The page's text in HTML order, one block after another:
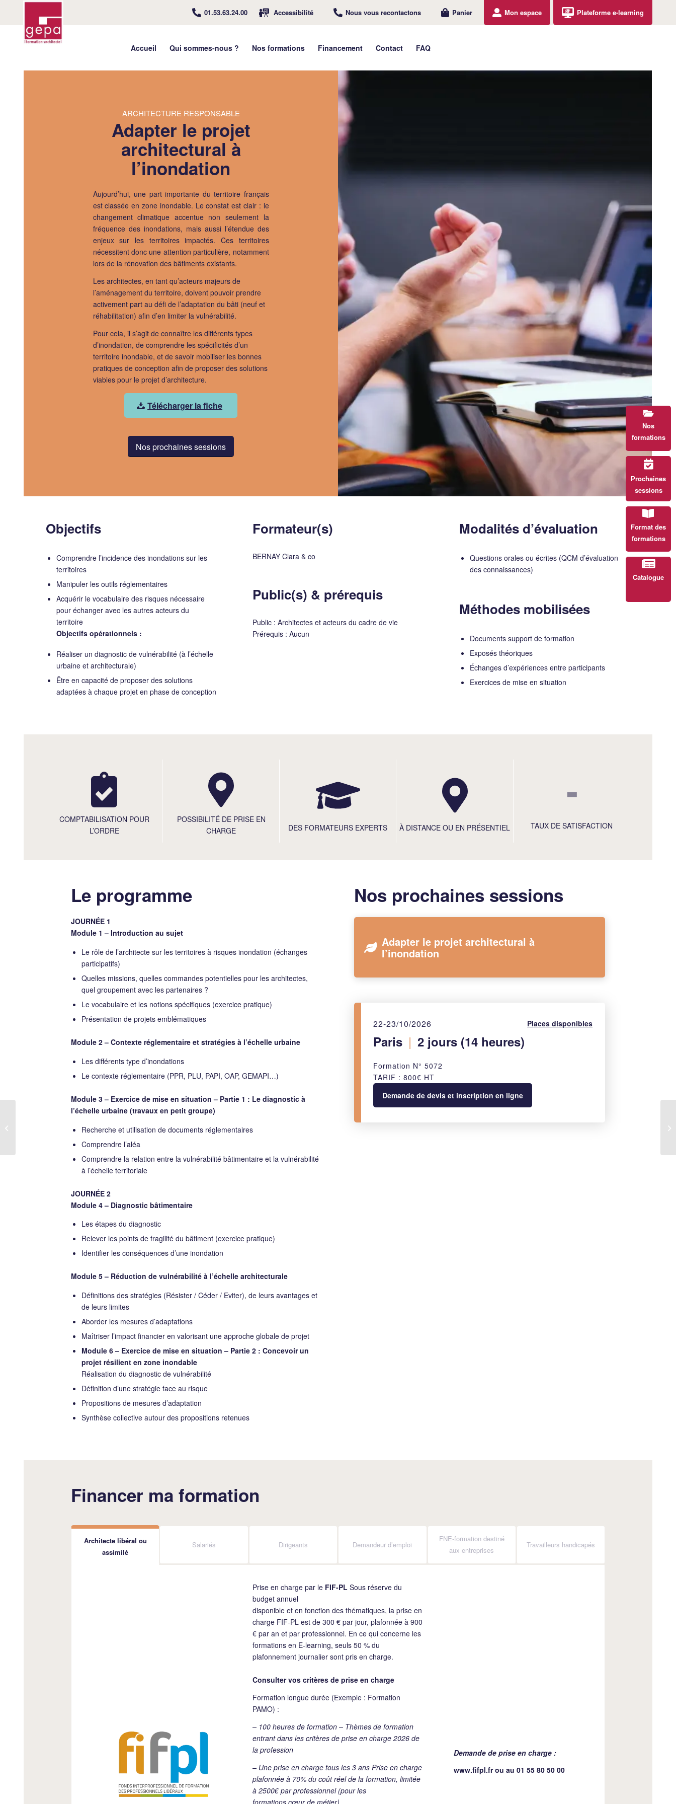
01.53.63.24.00 Accessibilité Nous vous recontactons Panier Mon espace Plateforme e-learning
Accueil Qui sommes-nous ? Nos formations Financement Contact FAQ
Nos
formations
Prochaines
sessions
Format des
formations
Catalogue
ARCHITECTURE RESPONSABLE
Adapter le projet
architectural à
l’inondation
Aujourd’hui, une part importante du territoire français
est classée en zone inondable. Le constat est clair : le
changement climatique accentue non seulement la
fréquence des inondations, mais aussi l’étendue des
enjeux sur les territoires impactés. Ces territoires
nécessitent donc une attention particulière, notamment
lors de la rénovation des bâtiments existants.
Les architectes, en tant qu’acteurs majeurs de
l’aménagement du territoire, doivent pouvoir prendre
activement part au défi de l’adaptation du bâti (neuf et
réhabilitation) afin d’en limiter la vulnérabilité.
Pour cela, il s’agit de connaître les différents types
d’inondation, de comprendre les spécificités d’un
territoire inondable, et de savoir mobiliser les bonnes
pratiques de conception afin de proposer des solutions
viables pour le projet d’architecture.
Télécharger la fiche
Nos prochaines sessions
Objectifs
Comprendre l’incidence des inondations sur les
territoires
Manipuler les outils réglementaires
Acquérir le vocabulaire des risques nécessaire
pour échanger avec les autres acteurs du
territoire
Objectifs opérationnels :
Réaliser un diagnostic de vulnérabilité (à l’échelle
urbaine et architecturale)
Être en capacité de proposer des solutions
adaptées à chaque projet en phase de conception
Formateur(s)
BERNAY Clara & co
Public(s) & prérequis
Public : Architectes et acteurs du cadre de vie
Prérequis : Aucun
Modalités d’évaluation
Questions orales ou écrites (QCM d’évaluation
des connaissances)
Méthodes mobilisées
Documents support de formation
Exposés théoriques
Échanges d’expériences entre participants
Exercices de mise en situation
COMPTABILISATION POUR
L’ORDRE
POSSIBILITÉ DE PRISE EN
CHARGE
DES FORMATEURS EXPERTS À DISTANCE OU EN PRÉSENTIEL
-
TAUX DE SATISFACTION
Le programme
JOURNÉE 1
Module 1 – Introduction au sujet
Le rôle de l’architecte sur les territoires à risques inondation (échanges
participatifs)
Quelles missions, quelles commandes potentielles pour les architectes,
quel groupement avec les partenaires ?
Le vocabulaire et les notions spécifiques (exercice pratique)
Présentation de projets emblématiques
Module 2 – Contexte réglementaire et stratégies à l’échelle urbaine
Les différents type d’inondations
Le contexte réglementaire (PPR, PLU, PAPI, OAP, GEMAPI…)
Module 3 – Exercice de mise en situation – Partie 1 : Le diagnostic à
l’échelle urbaine (travaux en petit groupe)
Recherche et utilisation de documents réglementaires
Comprendre l’aléa
Comprendre la relation entre la vulnérabilité bâtimentaire et la vulnérabilité
à l’échelle territoriale
JOURNÉE 2
Module 4 – Diagnostic bâtimentaire
Les étapes du diagnostic
Relever les points de fragilité du bâtiment (exercice pratique)
Identifier les conséquences d’une inondation
Module 5 – Réduction de vulnérabilité à l’échelle architecturale
Définitions des stratégies (Résister / Céder / Eviter), de leurs avantages et
de leurs limites
Aborder les mesures d’adaptations
Maîtriser l’impact financier en valorisant une approche globale de projet
Module 6 – Exercice de mise en situation – Partie 2 : Concevoir un
projet résilient en zone inondable
Réalisation du diagnostic de vulnérabilité
Définition d’une stratégie face au risque
Propositions de mesures d’adaptation
Synthèse collective autour des propositions retenues
Nos prochaines sessions
Adapter le projet architectural à
l’inondation
22-23/10/2026 Places disponibles
Paris | 2 jours (14 heures)
Formation N° 5072
TARIF : 800€ HT
Demande de devis et inscription en ligne
Financer ma formation
Architecte libéral ou
assimilé
Salariés Dirigeants Demandeur d’emploi
FNE-formation destiné
aux entreprises
Travailleurs handicapés
Prise en charge par le FIF-PL Sous réserve du
budget annuel
disponible et en fonction des thématiques, la prise en
charge FIF-PL est de 300 € par jour, plafonnée à 900
€ par an et par professionnel. En ce qui concerne les
formations en E-learning, seuls 50 % du
plafonnement journalier sont pris en charge.
Consulter vos critères de prise en charge
Formation longue durée (Exemple : Formation
PAMO) :
– 100 heures de formation – Thèmes de formation
entrant dans les critères de prise en charge 2026 de
la profession
– Une prise en charge tous les 3 ans Prise en charge
plafonnée à 70% du coût réel de la formation, limitée
à 2500€ par professionnel (pour les
formations cœur de métier)
Demande de prise en charge :
www.fifpl.frou au 01 55 80 50 00
Maîtriser la gestion des
conflits dans les projets